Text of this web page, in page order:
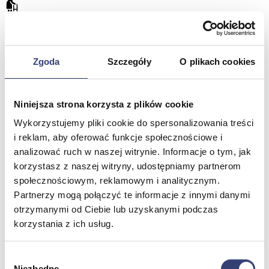
Zgoda Szczegóły O plikach cookies
Niniejsza strona korzysta z plików cookie
Wykorzystujemy pliki cookie do spersonalizowania treści
i reklam, aby oferować funkcje społecznościowe i
analizować ruch w naszej witrynie. Informacje o tym, jak
korzystasz z naszej witryny, udostępniamy partnerom
społecznościowym, reklamowym i analitycznym.
Partnerzy mogą połączyć te informacje z innymi danymi
otrzymanymi od Ciebie lub uzyskanymi podczas
korzystania z ich usług.
Wróć
Dofinansowania
Zobacz wszystko
Wynajem
Wróć
Zobacz wszystko
Aquatizer Testowy
Robot rehabilitacyjny ROBERT®
Robotyka w rehabilitacji
Dla rehabilitacji
Dla stomatologów
Dofinansowania
Filmy